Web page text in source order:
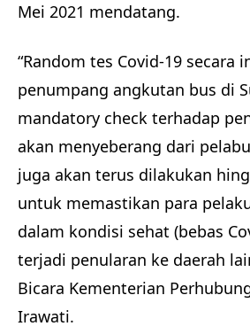
Mei 2021 mendatang.
“Random tes Covid-19 secara
penumpang angkutan bus di
mandatory check terhadap
akan menyeberang dari
juga akan terus dilakukan
untuk memastikan para
dalam kondisi sehat (bebas
terjadi penularan ke daerah
Bicara Kementerian
Irawati.